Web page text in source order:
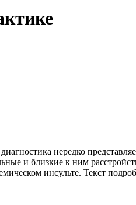
нередко
и близкие к ним
инсульте. Текст